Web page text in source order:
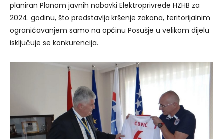
planiran Planom javnih nabavki Elektroprivrede HZHB za
2024. godinu, što predstavlja kršenje zakona, teritorijalnim
ograničavanjem samo na općinu Posušje u velikom dijelu
isključuje se konkurencija.